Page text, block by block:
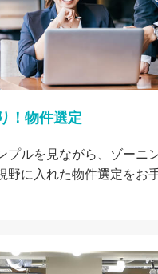
！物件選定
プルを見ながら、ゾーニ
野に入れた物件選定をお